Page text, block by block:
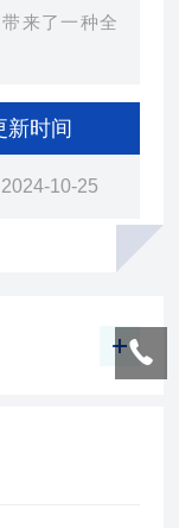
来了一种全
新时间
2024-10-25